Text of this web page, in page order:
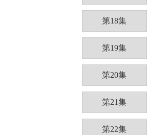
第18集
第19集
第20集
第21集
第22集